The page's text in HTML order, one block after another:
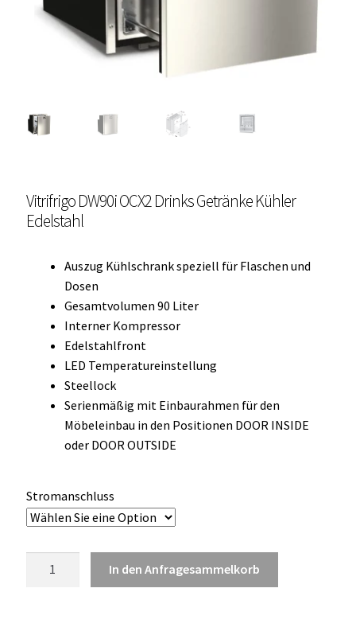
Einbau Kühlmöbel, externer Kompressor, Front:
schwarz, lichtgrau
Kühl- Gefrierkombinationen
Weinkühlschränke
Kühlkassetten
Kühl-/ Gefrierboxen tragbar
OCX 2 Serie
Geräte Optionen
FAQ´s zur Website
Wissenswertes
Kontakt
Vitrifrigo DW90i OCX2 Drinks Getränke Kühler
Edelstahl
Auszug Kühlschrank speziell für Flaschen und
Dosen
Gesamtvolumen 90 Liter
Interner Kompressor
Edelstahlfront
LED Temperatureinstellung
Steellock
Serienmäßig mit Einbaurahmen für den
Möbeleinbau in den Positionen DOOR INSIDE
oder DOOR OUTSIDE
Stromanschluss
In den Anfragesammelkorb